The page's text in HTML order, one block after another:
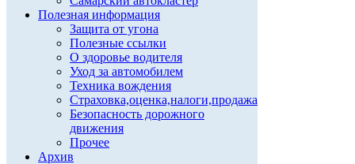
Полезная информация
Защита от угона
Полезные ссылки
О здоровье водителя
Уход за автомобилем
Техника вождения
Страховка,оценка,налоги,продажа
Безопасность дорожного
движения
Прочее
Архив